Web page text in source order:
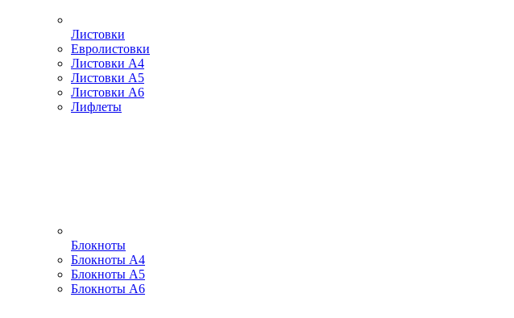
Листовки
Евролистовки
Листовки А4
Листовки А5
Листовки А6
Лифлеты
Блокноты
Блокноты А4
Блокноты А5
Блокноты А6